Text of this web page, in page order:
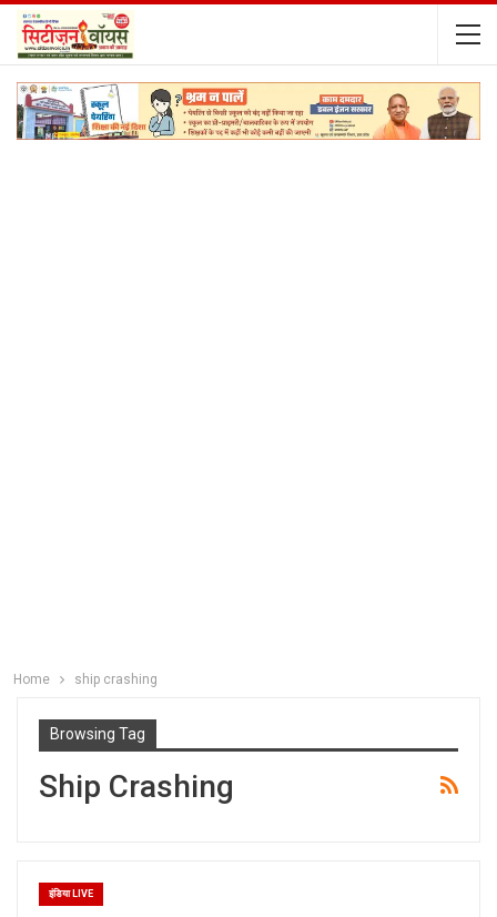
Home ship crashing
Browsing Tag
Ship Crashing
इंडिया LIVE